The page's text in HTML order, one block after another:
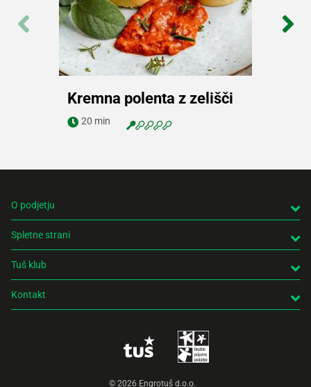
Navodila za pripravo
Kremna polenta z zelišči
20 min
O podjetju
Spletne strani
Tuš klub
Kontakt
© 2026 Engrotuš d.o.o.